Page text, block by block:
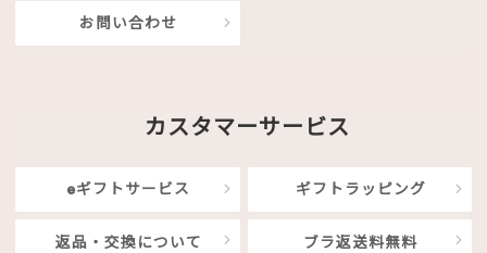
お問い合わせ
カスタマーサービス
eギフトサービス ギフトラッピング
返品・交換について ブラ返送料無料